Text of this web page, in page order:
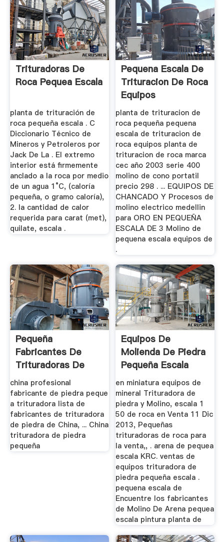
Trituradoras De
Roca Pequea Escala
planta de trituración de
roca pequeña escala . C
Diccionario Técnico de
Mineros y Petroleros por
Jack De La . El extremo
interior está firmemente
anclado a la roca por medio
de un agua 1°C, (caloría
pequeña, o gramo caloría),
2. la cantidad de calor
requerida para carat (met),
quilate, escala .
Pequena Escala De
Trituracion De Roca
Equipos
planta de trituracion de
roca pequeña pequena
escala de trituracion de
roca equipos planta de
trituracion de roca marca
cec año 2003 serie 400
molino de cono portatil
precio 298 . ... EQUIPOS DE
CHANCADO Y Procesos de
molino electrico medellin
para ORO EN PEQUEÑA
ESCALA DE 3 Molino de
pequena escala equipos de
.
Pequeña
Fabricantes De
Trituradoras De
Mandíbula
china profesional
fabricante de piedra peque
a trituradora lista de
fabricantes de trituradora
de piedra de China, ... China
trituradora de piedra
pequeña
Equipos De
Molienda De Piedra
Pequeña Escala
en miniatura equipos de
mineral Trituradora de
piedra y Molino, escala 1
50 de roca en Venta 11 Dic
2013, Pequeñas
trituradoras de roca para
la venta,, . arena de pequea
escala KRC. ventas de
equipos trituradora de
piedra pequeña escala .
pequena escala de
Encuentre los fabricantes
de Molino De Arena pequea
escala pintura planta de